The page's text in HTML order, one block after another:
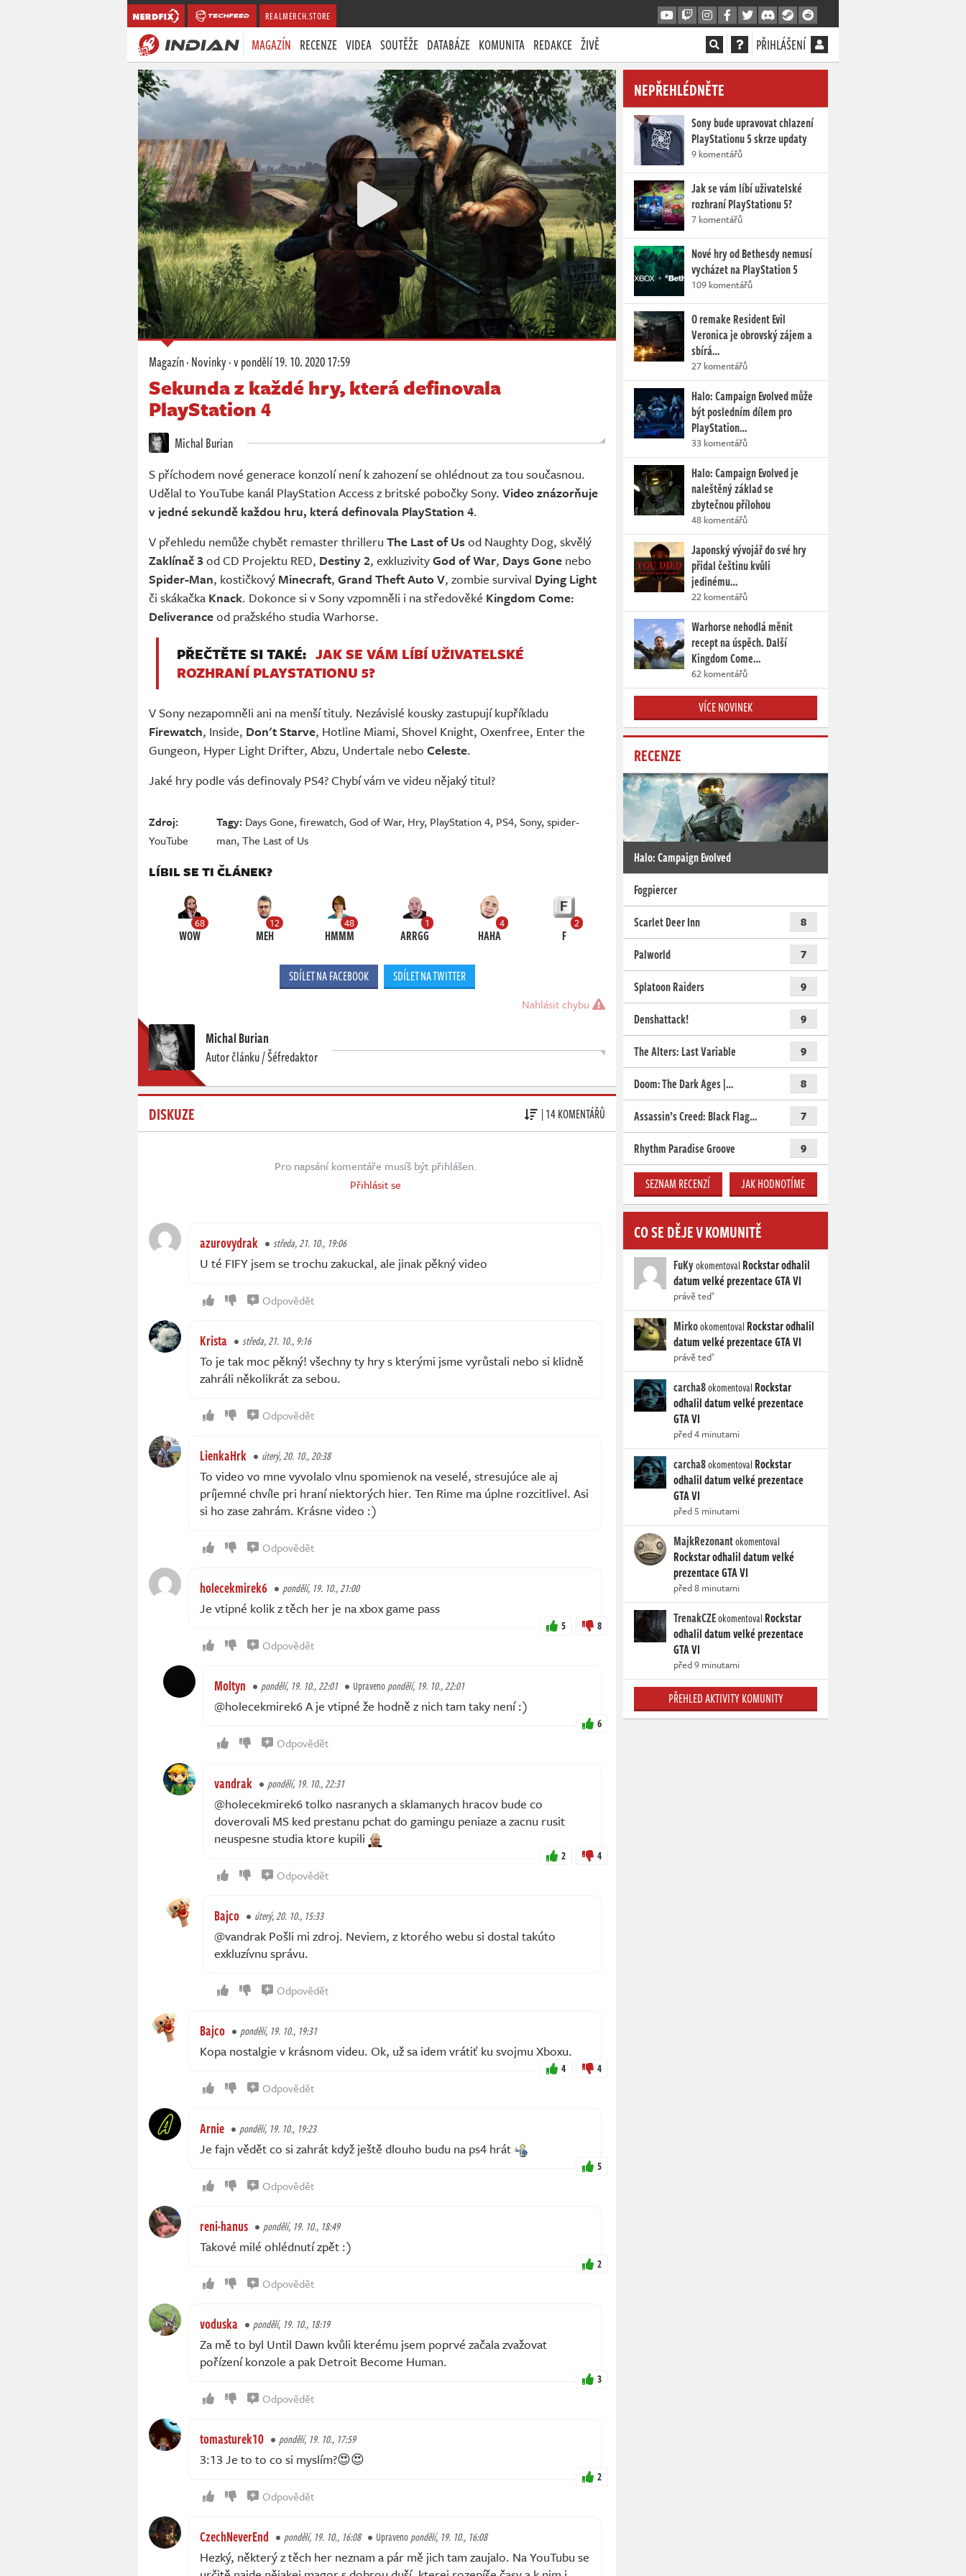
REALMERCH.STORE
MAGAZÍN RECENZE VIDEA SOUTĚŽE DATABÁZE KOMUNITA REDAKCE ŽIVĚ PŘIHLÁŠENÍ
Magazín·Novinky·v pondělí19. 10. 2020 17:59
Sekunda z každé hry, která definovala
PlayStation 4
Michal Burian
S příchodem nové generace konzolí není k zahození se ohlédnout za tou současnou.
Udělal to YouTube kanál PlayStation Access z britské pobočky Sony. Video znázorňuje
v jedné sekundě každou hru, která definovala PlayStation 4.
V přehledu nemůže chybět remaster thrilleru The Last of Us od Naughty Dog, skvělý
Zaklínač 3od CD Projektu RED, Destiny 2, exkluzivityGod of War, Days Gone nebo
Spider-Man, kostičkový Minecraft, Grand Theft Auto V, zombie survival Dying Light
či skákačka Knack. Dokonce si v Sony vzpomněli i na středověké Kingdom Come:
Deliveranceod pražského studia Warhorse.
PŘEČTĚTE SI TAKÉ: JAK SE VÁM LÍBÍ UŽIVATELSKÉ
ROZHRANÍ PLAYSTATIONU 5?
V Sony nezapomněli ani na menší tituly. Nezávislé kousky zastupují kupříkladu
Firewatch, Inside, Don't Starve, Hotline Miami, Shovel Knight, Oxenfree, Enter the
Gungeon, Hyper Light Drifter, Abzu, Undertale nebo Celeste.
Jaké hry podle vás definovaly PS4? Chybí vám ve videu nějaký titul?
Zdroj:
YouTube
Tagy: Days Gone,firewatch,God of War, Hry, PlayStation 4, PS4,Sony,spider-
man,The Last of Us
LÍBIL SE TI ČLÁNEK?
68
WOW
12
MEH
48
HMMM
1
ARRGG
4
HAHA
2
F
SDÍLET NA FACEBOOK SDÍLET NA TWITTER
Nahlásit chybu
Michal Burian
Autor článku / Šéfredaktor
DISKUZE | 14 KOMENTÁŘŮ
Pro napsání komentáře musíš být přihlášen.
Přihlásit se
azurovydrak středa, 21. 10., 19:06
U té FIFY jsem se trochu zakuckal, ale jinak pěkný video
Odpovědět
Krista středa, 21. 10., 9:16
To je tak moc pěkný! všechny ty hry s kterými jsme vyrůstali nebo si klidně
zahráli několikrát za sebou.
Odpovědět
LienkaHrk úterý, 20. 10., 20:38
To video vo mne vyvolalo vlnu spomienok na veselé, stresujúce ale aj
príjemné chvíle pri hraní niektorých hier. Ten Rime ma úplne rozcitlivel. Asi
si ho zase zahrám. Krásne video :)
Odpovědět
holecekmirek6 pondělí, 19. 10., 21:00
Je vtipné kolik z těch her je na xbox game pass
5 8
Odpovědět
Moltyn pondělí, 19. 10., 22:01 Upravenopondělí, 19. 10., 22:01
@holecekmirek6 A je vtipné že hodně z nich tam taky není :)
6
Odpovědět
vandrak pondělí, 19. 10., 22:31
@holecekmirek6 tolko nasranych a sklamanych hracov bude co
doverovali MS ked prestanu pchat do gamingu peniaze a zacnu rusit
neuspesne studia ktore kupili
2 4
Odpovědět
Bajco úterý, 20. 10., 15:33
@vandrak Pošli mi zdroj. Neviem, z ktorého webu si dostal takúto
exkluzívnu správu.
Odpovědět
Bajco pondělí, 19. 10., 19:31
Kopa nostalgie v krásnom videu. Ok, už sa idem vrátiť ku svojmu Xboxu.
4 4
Odpovědět
Arnie pondělí, 19. 10., 19:23
Je fajn vědět co si zahrát když ještě dlouho budu na ps4 hrát
5
Odpovědět
reni-hanus pondělí, 19. 10., 18:49
Takové milé ohlédnutí zpět :)
2
Odpovědět
voduska pondělí, 19. 10., 18:19
Za mě to byl Until Dawn kvůli kterému jsem poprvé začala zvažovat
pořízení konzole a pak Detroit Become Human.
3
Odpovědět
tomasturek10 pondělí, 19. 10., 17:59
3:13 Je to to co si myslím?😍😍
2
Odpovědět
CzechNeverEnd pondělí, 19. 10., 16:08 Upravenopondělí, 19. 10., 16:08
Hezký, některý z těch her neznam a pár mě jich tam zaujalo. Na YouTubu se
NEPŘEHLÉDNĚTE
Sony bude upravovat chlazení
PlayStationu 5 skrze updaty
9 komentářů
Jak se vám líbí uživatelské
rozhraní PlayStationu 5?
7 komentářů
Nové hry od Bethesdy nemusí
vycházet na PlayStation 5
109 komentářů
O remake Resident Evil
Veronica je obrovský zájem a
sbírá…
27 komentářů
Halo: Campaign Evolved může
být posledním dílem pro
PlayStation…
33 komentářů
Halo: Campaign Evolved je
naleštěný základ se
zbytečnou přílohou
48 komentářů
Japonský vývojář do své hry
přidal češtinu kvůli
jedinému…
22 komentářů
Warhorse nehodlá měnit
recept na úspěch. Další
Kingdom Come…
62 komentářů
VÍCE NOVINEK
RECENZE
Halo: Campaign Evolved
Fogpiercer
Scarlet Deer Inn
8
Palworld 7
Splatoon Raiders 9
Denshattack! 9
The Alters: Last Variable 9
Doom: The Dark Ages |… 8
Assassin’s Creed: Black Flag… 7
Rhythm Paradise Groove 9
SEZNAM RECENZÍ JAK HODNOTÍME
CO SE DĚJE V KOMUNITĚ
FuKyokomentoval Rockstar odhalil
datum velké prezentace GTA VI
právě teď
Mirkookomentoval Rockstar odhalil
datum velké prezentace GTA VI
právě teď
carcha8okomentoval Rockstar
odhalil datum velké prezentace
GTA VI
před 4 minutami
carcha8okomentoval Rockstar
odhalil datum velké prezentace
GTA VI
před 5 minutami
MajkRezonantokomentoval
Rockstar odhalil datum velké
prezentace GTA VI
před 8 minutami
TrenakCZEokomentoval Rockstar
odhalil datum velké prezentace
GTA VI
před 9 minutami
PŘEHLED AKTIVITY KOMUNITY